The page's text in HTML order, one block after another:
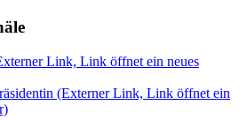
Link, Link öffnet ein neues
(Externer Link, Link öffnet ein